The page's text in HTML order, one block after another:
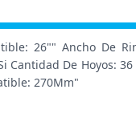
26"" Ancho De
De Hoyos:
270Mm"